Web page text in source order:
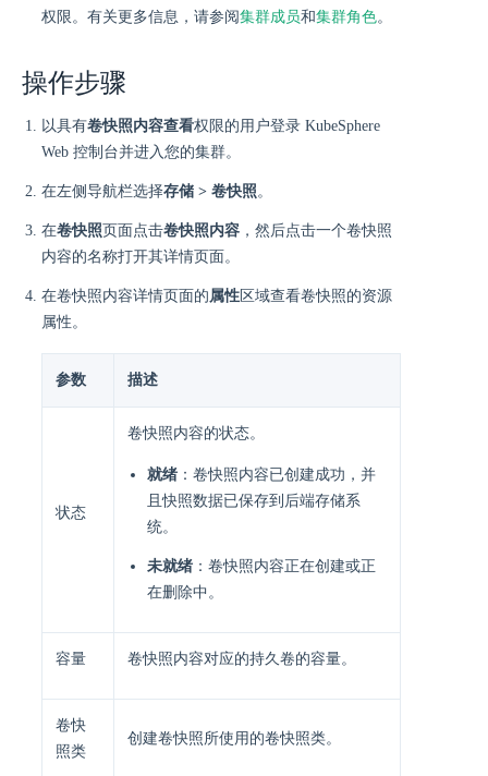
权限。有关更多信息，请参阅集群成员和集群角色。
操作步骤
以具有卷快照内容查看权限的用户登录 KubeSphere
Web 控制台并进入您的集群。
在左侧导航栏选择存储 > 卷快照。
在卷快照页面点击卷快照内容 ，然后点击一个卷快照
内容的名称打开其详情页面。
在卷快照内容详情页面的属性 区域查看卷快照的资源
属性。
参数 描述
状态
卷快照内容的状态。
就绪 ：卷快照内容已创建成功，并
且快照数据已保存到后端存储系
统。
未就绪 ：卷快照内容正在创建或正
在删除中。
容量 卷快照内容对应的持久卷的容量。
卷快
照类
创建卷快照所使用的卷快照类。